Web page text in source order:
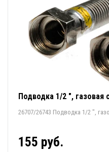
Подводка 1/2 ", газовая
26707/26743 Подводка 1/2 ",
155 руб.